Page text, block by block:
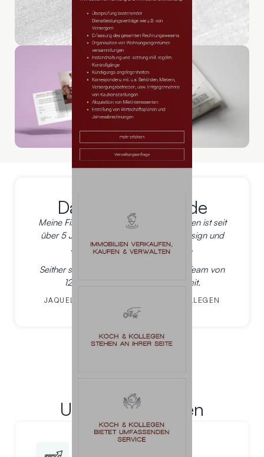
Das sagt der Kunde
Meine Firma, Koch & Kollegen Immobilien ist seit
über 5 Jahren Kunde von 123 Berlin Design und
sind quasi Kunden der 1 Stunde.
Seither sind wir absolut zufrieden, das Team von
123 Berlin Design leistet tolle Arbeit.
JAQUELINE HARTMANN | KOCH & KOLLEGEN
Unsere Leistungen